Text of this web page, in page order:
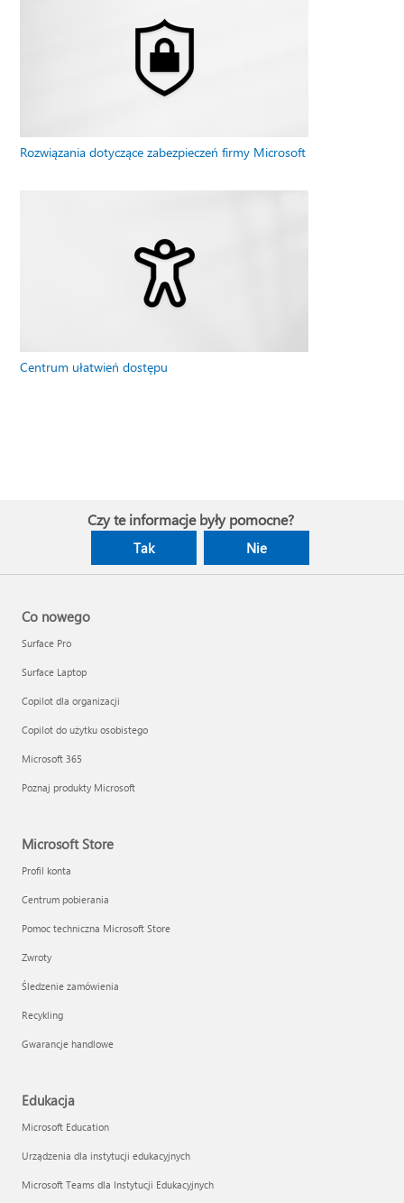
Rozwiązania dotyczące zabezpieczeń firmy Microsoft
Centrum ułatwień dostępu
Czy te informacje były pomocne?
Tak Nie
Co nowego
Surface Pro
Surface Laptop
Copilot dla organizacji
Copilot do użytku osobistego
Microsoft 365
Poznaj produkty Microsoft
Microsoft Store
Profil konta
Centrum pobierania
Pomoc techniczna Microsoft Store
Zwroty
Śledzenie zamówienia
Recykling
Gwarancje handlowe
Edukacja
Microsoft Education
Urządzenia dla instytucji edukacyjnych
Microsoft Teams dla Instytucji Edukacyjnych